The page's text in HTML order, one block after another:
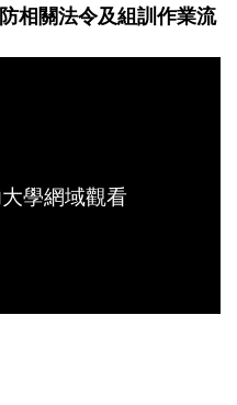
相關法令及組訓作業流
學網域觀看